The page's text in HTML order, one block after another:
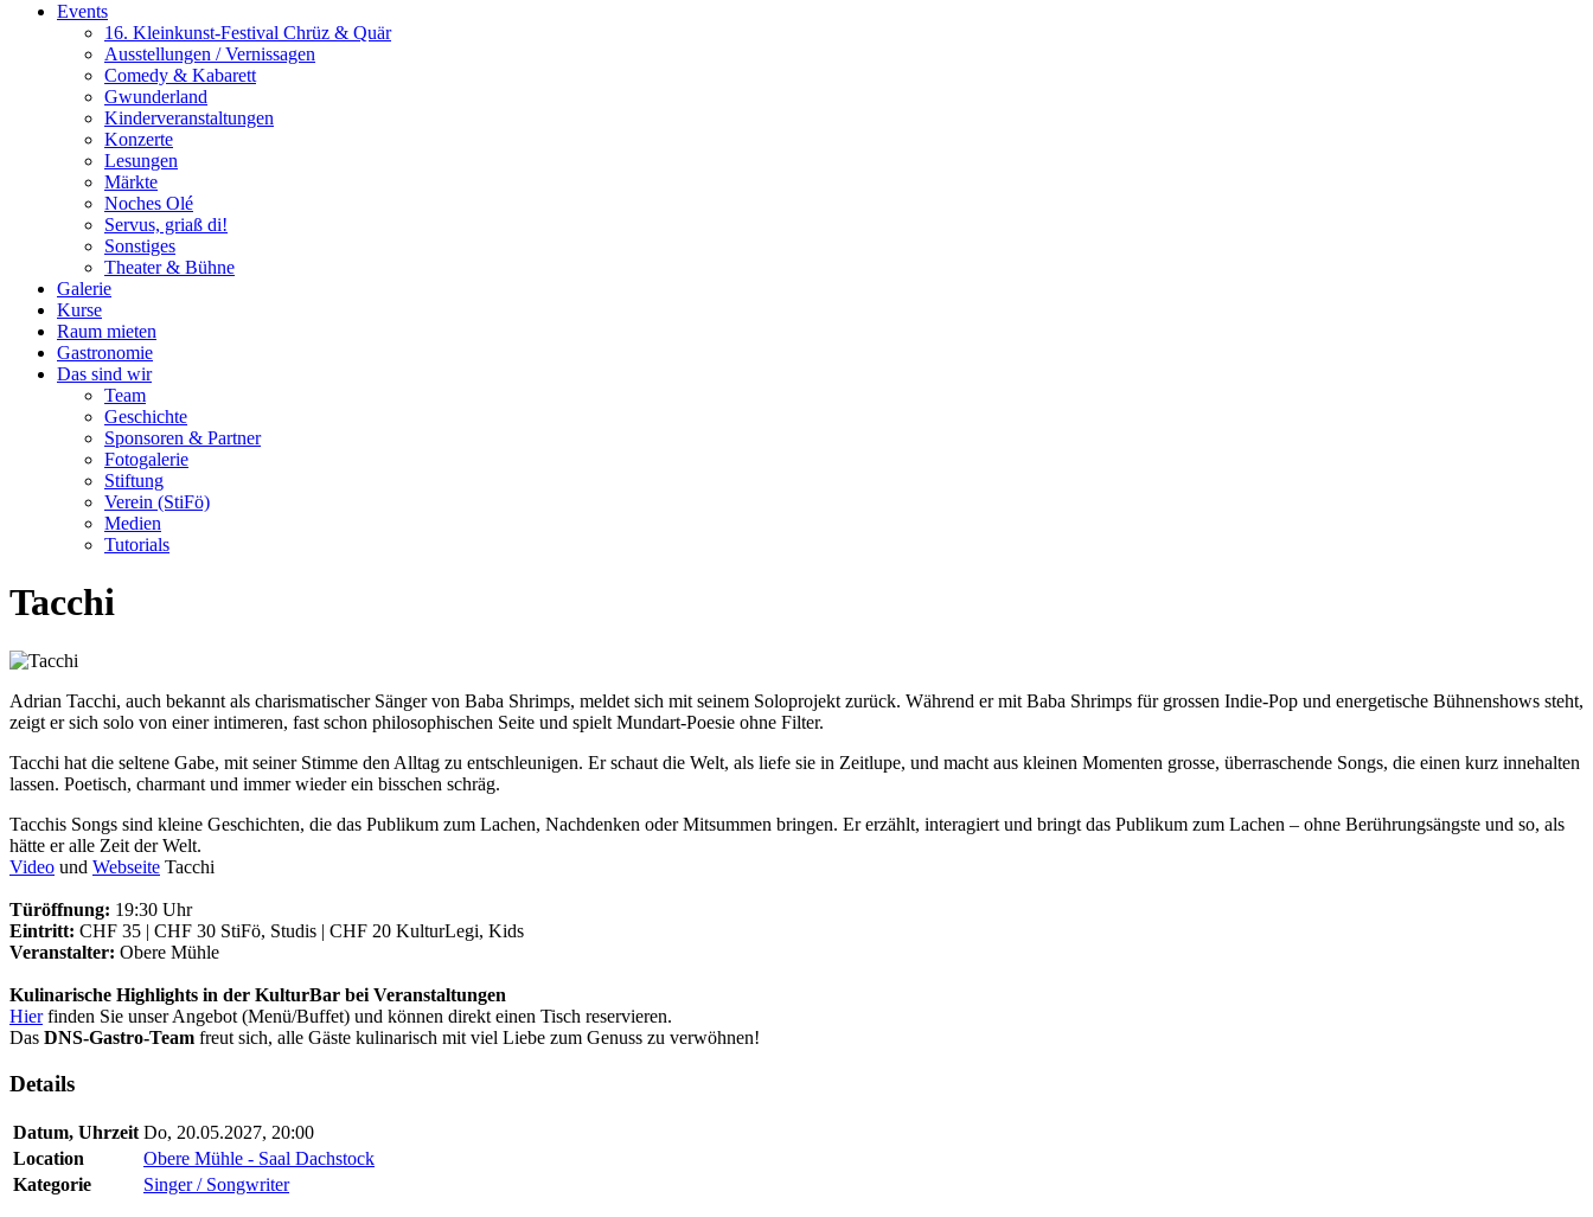
Events
16. Kleinkunst-Festival Chrüz & Quär
Ausstellungen / Vernissagen
Comedy & Kabarett
Gwunderland
Kinderveranstaltungen
Konzerte
Lesungen
Märkte
Noches Olé
Servus, griaß di!
Sonstiges
Theater & Bühne
Galerie
Kurse
Raum mieten
Gastronomie
Das sind wir
Team
Geschichte
Sponsoren & Partner
Fotogalerie
Stiftung
Verein (StiFö)
Medien
Tutorials
Tacchi
Adrian Tacchi, auch bekannt als charismatischer Sänger von Baba Shrimps, meldet sich mit seinem Soloprojekt zurück. Während er mit Baba Shrimps für grossen Indie-Pop und energetische Bühnenshows steht,
zeigt er sich solo von einer intimeren, fast schon philosophischen Seite und spielt Mundart-Poesie ohne Filter.
Tacchi hat die seltene Gabe, mit seiner Stimme den Alltag zu entschleunigen. Er schaut die Welt, als liefe sie in Zeitlupe, und macht aus kleinen Momenten grosse, überraschende Songs, die einen kurz innehalten
lassen. Poetisch, charmant und immer wieder ein bisschen schräg.
Tacchis Songs sind kleine Geschichten, die das Publikum zum Lachen, Nachdenken oder Mitsummen bringen. Er erzählt, interagiert und bringt das Publikum zum Lachen – ohne Berührungsängste und so, als
hätte er alle Zeit der Welt.
Video und Webseite Tacchi
Türöffnung: 19:30 Uhr
Eintritt: CHF 35 | CHF 30 StiFö, Studis | CHF 20 KulturLegi, Kids
Veranstalter: Obere Mühle
Kulinarische Highlights in der KulturBar bei Veranstaltungen
Hierfinden Sie unser Angebot (Menü/Buffet) und können direkt einen Tisch reservieren.
Das DNS-Gastro-Team freut sich, alle Gäste kulinarisch mit viel Liebe zum Genuss zu verwöhnen!
Details
Datum, Uhrzeit Do, 20.05.2027, 20:00
Location
Obere Mühle - Saal Dachstock
Kategorie
Singer / Songwriter